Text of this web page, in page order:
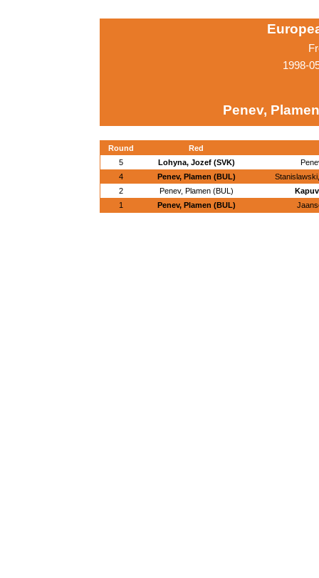
1998-
Penev,
Round
Red
5
Lohyna, Jozef (SVK)
4
Penev, Plamen (BUL)
2
Penev, Plamen (BUL)
1
Penev, Plamen (BUL)